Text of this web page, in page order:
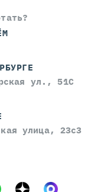
ул., 51С
улица, 23с3